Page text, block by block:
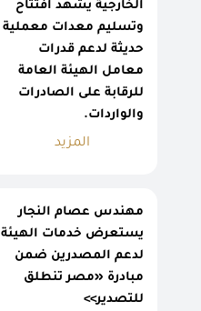
الخارجية يشهد افتتاح
وتسليم معدات معملية
حديثة لدعم قدرات
معامل الهيئة العامة
للرقابة على الصادرات
والواردات.
المزيد
مهندس عصام النجار
يستعرض خدمات الهيئة
لدعم المصدرين ضمن
مبادرة «مصر تنطلق
للتصدير>>